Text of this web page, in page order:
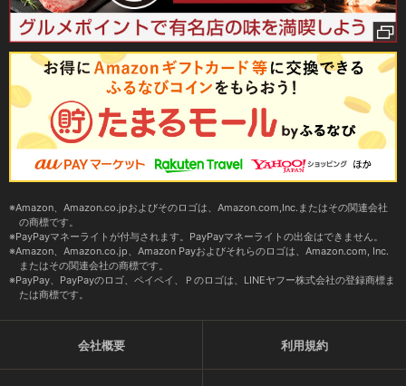
Amazon、Amazon.co.jpおよびそのロゴは、Amazon.com,Inc.またはその関連会社
の商標です。
PayPayマネーライトが付与されます。PayPayマネーライトの出金はできません。
Amazon、Amazon.co.jp、Amazon Payおよびそれらのロゴは、Amazon.com, Inc.
またはその関連会社の商標です。
PayPay、PayPayのロゴ、ペイペイ、Ｐのロゴは、LINEヤフー株式会社の登録商標ま
たは商標です。
会社概要 利用規約